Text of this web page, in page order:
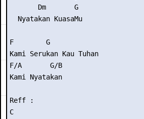
       Dm       G
  Nyatakan KuasaMu
F        G
Kami Serukan Kau Tuhan
F/A       G/B
Kami Nyatakan
Reff :
C